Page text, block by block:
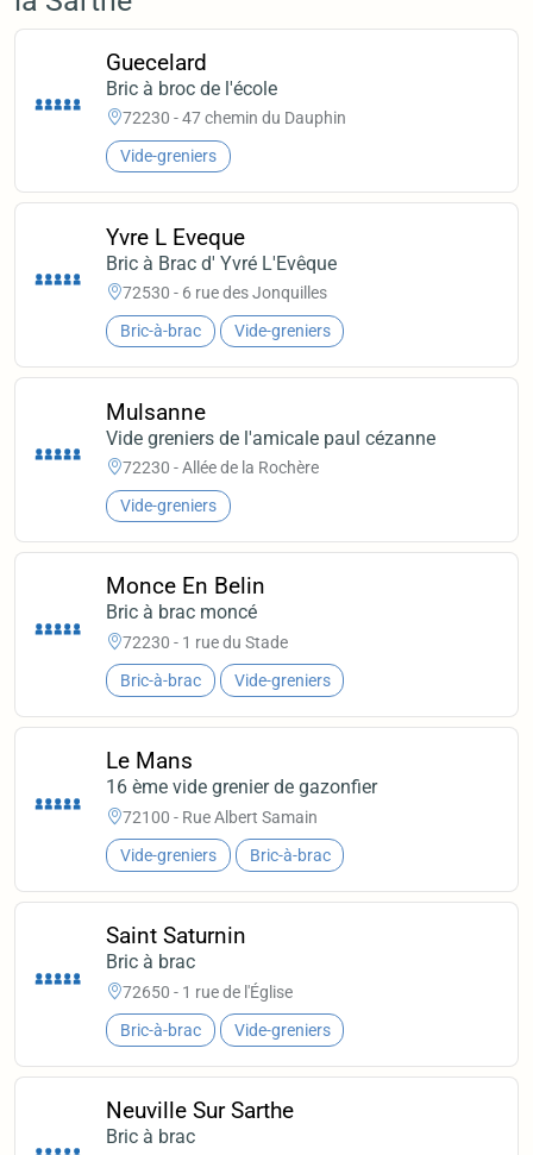
Guecelard
Bric à broc de l'école
72230 - 47 chemin du Dauphin
Vide-greniers
Yvre L Eveque
Bric à Brac d' Yvré L'Evêque
72530 - 6 rue des Jonquilles
Bric-à-brac Vide-greniers
Mulsanne
Vide greniers de l'amicale paul cézanne
72230 - Allée de la Rochère
Vide-greniers
Monce En Belin
Bric à brac moncé
72230 - 1 rue du Stade
Bric-à-brac Vide-greniers
Le Mans
16 ème vide grenier de gazonfier
72100 - Rue Albert Samain
Vide-greniers Bric-à-brac
Saint Saturnin
Bric à brac
72650 - 1 rue de l'Église
Bric-à-brac Vide-greniers
Neuville Sur Sarthe
Bric à brac